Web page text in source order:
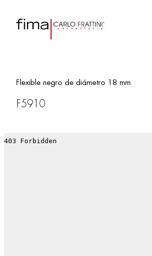
Flexible negro de diámetro 18 mm
F5910